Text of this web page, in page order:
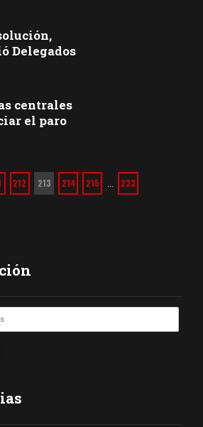
Delegados
centrales
el paro
212 213 214 215 233